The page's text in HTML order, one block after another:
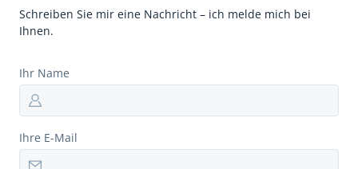
Schreiben Sie mir eine Nachricht – ich melde mich bei
Ihnen.
Ihr Name
Ihre E-Mail